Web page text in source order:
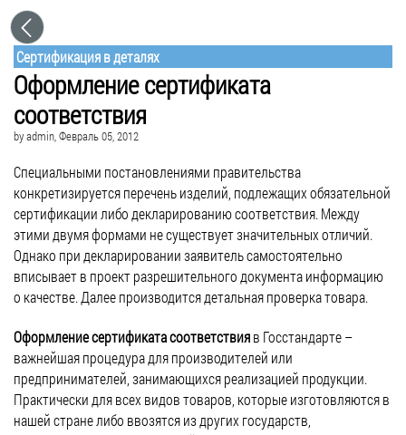
Сертификация в деталях
Оформление сертификата
соответствия
byadmin, Февраль 05, 2012
Специальными постановлениями правительства
конкретизируется перечень изделий, подлежащих обязательной
сертификации либо декларированию соответствия. Между
этими двумя формами не существует значительных отличий.
Однако при декларировании заявитель самостоятельно
вписывает в проект разрешительного документа информацию
о качестве. Далее производится детальная проверка товара.
Оформление сертификата соответствияв Госстандарте –
важнейшая процедура для производителей или
предпринимателей, занимающихся реализацией продукции.
Практически для всех видов товаров, которые изготовляются в
нашей стране либо ввозятся из других государств,